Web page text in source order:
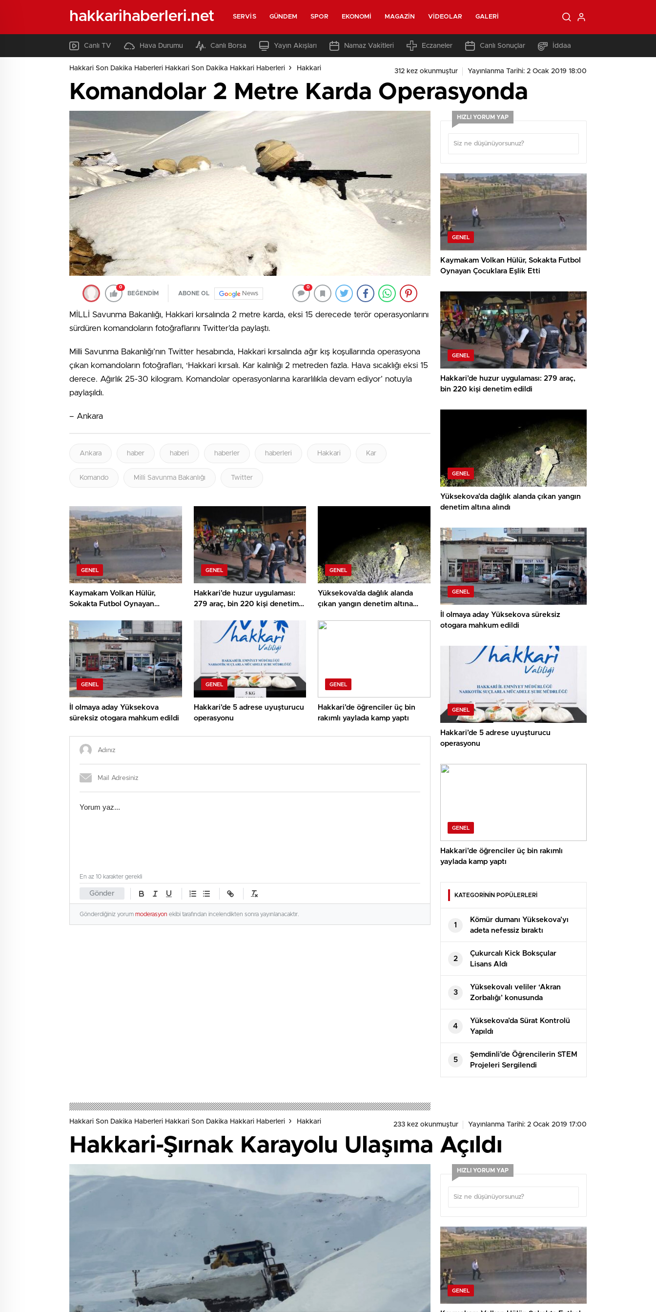
hakkarihaberleri.net SERVIS GÜNDEM SPOR EKONOMI MAGAZIN VIDEOLAR GALERI
Canlı TV Hava Durumu Canlı Borsa Yayın Akışları Namaz Vakitleri Eczaneler Canlı Sonuçlar İddaa
Hakkari Son Dakika Haberleri Hakkari Son Dakika Hakkari Haberleri Hakkari 312 kez okunmuştur Yayınlanma Tarihi: 2 Ocak 2019 18:00
Komandolar 2 Metre Karda Operasyonda
0
BEĞENDİM ABONE OL News
0
MİLLİ Savunma Bakanlığı, Hakkari kırsalında 2 metre karda, eksi 15 derecede terör operasyonlarını
sürdüren komandoların fotoğraflarını Twitter’da paylaştı.
Milli Savunma Bakanlığı’nın Twitter hesabında, Hakkari kırsalında ağır kış koşullarında operasyona
çıkan komandoların fotoğrafları, ‘Hakkari kırsalı. Kar kalınlığı 2 metreden fazla. Hava sıcaklığı eksi 15
derece. Ağırlık 25-30 kilogram. Komandolar operasyonlarına kararlılıkla devam ediyor’ notuyla
paylaşıldı.
– Ankara
Ankara haber haberi haberler haberleri Hakkari Kar
Komando Milli Savunma Bakanlığı Twitter
GENEL
Kaymakam Volkan Hülür,
Sokakta Futbol Oynayan
GENEL
Hakkari’de huzur uygulaması:
279 araç, bin 220 kişi denetim
GENEL
Yüksekova’da dağlık alanda
çıkan yangın denetim altına
GENEL
İl olmaya aday Yüksekova
süreksiz otogara mahkum edildi
GENEL
Hakkari’de 5 adrese uyuşturucu
operasyonu
GENEL
Hakkari’de öğrenciler üç bin
rakımlı yaylada kamp yaptı
Gönder
En az 10 karakter gerekli
Gönderdiğiniz yorum moderasyon ekibi tarafından incelendikten sonra yayınlanacaktır.
HIZLI YORUM YAP
GENEL
Kaymakam Volkan Hülür, Sokakta Futbol
Oynayan Çocuklara Eşlik Etti
GENEL
Hakkari’de huzur uygulaması: 279 araç,
bin 220 kişi denetim edildi
GENEL
Yüksekova’da dağlık alanda çıkan yangın
denetim altına alındı
GENEL
İl olmaya aday Yüksekova süreksiz
otogara mahkum edildi
GENEL
Hakkari’de 5 adrese uyuşturucu
operasyonu
GENEL
Hakkari’de öğrenciler üç bin rakımlı
yaylada kamp yaptı
KATEGORİNİN POPÜLERLERİ
1
Kömür dumanı Yüksekova’yı
adeta nefessiz bıraktı
2
Çukurcalı Kick Boksçular
Lisans Aldı
3
Yüksekovalı veliler ‘Akran
Zorbalığı’ konusunda
bilgilendirildi
4
Yüksekova’da Sürat Kontrolü
Yapıldı
5
Şemdinli’de Öğrencilerin STEM
Projeleri Sergilendi
Hakkari Son Dakika Haberleri Hakkari Son Dakika Hakkari Haberleri Hakkari 233 kez okunmuştur Yayınlanma Tarihi: 2 Ocak 2019 17:00
Hakkari-Şırnak Karayolu Ulaşıma Açıldı
HIZLI YORUM YAP
GENEL